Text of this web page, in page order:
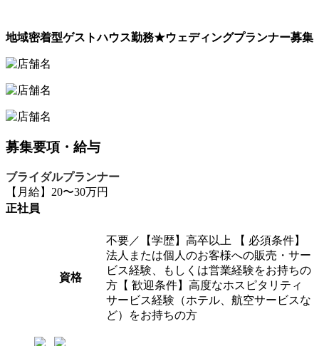
地域密着型ゲストハウス勤務★ウェディングプランナー募集
募集要項・給与
ブライダルプランナー
【月給】20〜30万円
正社員
資格
不要／【学歴】高卒以上 【 必須条件】
法人または個人のお客様への販売・サー
ビス経験、もしくは営業経験をお持ちの
方【 歓迎条件】高度なホスピタリティ
サービス経験（ホテル、航空サービスな
ど）をお持ちの方